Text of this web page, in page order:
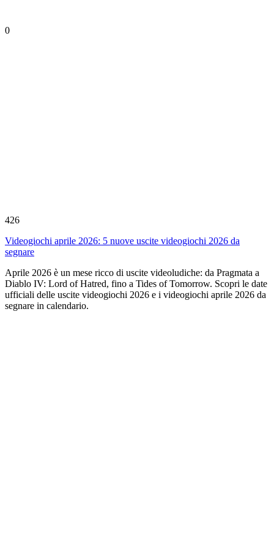
0
426
Videogiochi aprile 2026: 5 nuove uscite videogiochi 2026 da
segnare
Aprile 2026 è un mese ricco di uscite videoludiche: da Pragmata a
Diablo IV: Lord of Hatred, fino a Tides of Tomorrow. Scopri le date
ufficiali delle uscite videogiochi 2026 e i videogiochi aprile 2026 da
segnare in calendario.